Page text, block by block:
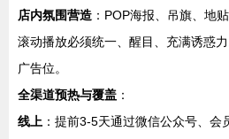
店内氛围营造 ：POP海报、吊旗、地
滚动播放必须统一、醒目、充满诱惑
广告位。
全渠道预热与覆盖 ：
线上 ：提前3-5天通过微信公众号、